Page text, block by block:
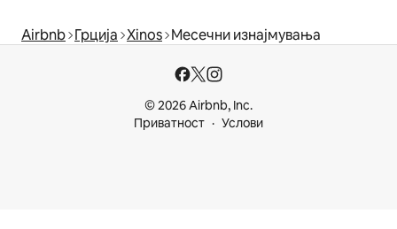
Airbnb Грција Xinos Месечни изнајмувања
© 2026 Airbnb, Inc.
Приватност
Услови